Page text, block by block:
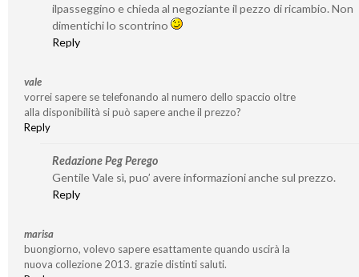
ilpasseggino e chieda al negoziante il pezzo di ricambio. Non
dimentichi lo scontrino
Reply
vale
vorrei sapere se telefonando al numero dello spaccio oltre
alla disponibilità si può sapere anche il prezzo?
Reply
Redazione Peg Perego
Gentile Vale sì, puo’ avere informazioni anche sul prezzo.
Reply
marisa
buongiorno, volevo sapere esattamente quando uscirà la
nuova collezione 2013. grazie distinti saluti.